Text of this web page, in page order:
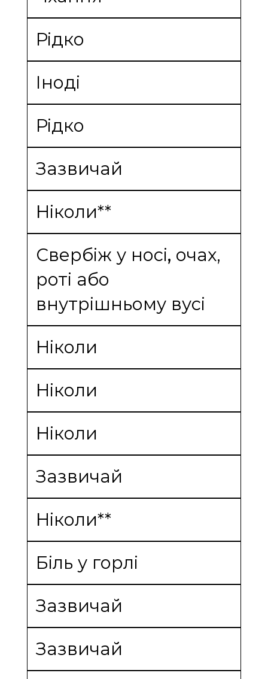
Рідко
Іноді
Рідко
Зазвичай
Ніколи**
Свербіж у носі, очах,
роті або
внутрішньому вусі
Ніколи
Ніколи
Ніколи
Зазвичай
Ніколи**
Біль у горлі
Зазвичай
Зазвичай